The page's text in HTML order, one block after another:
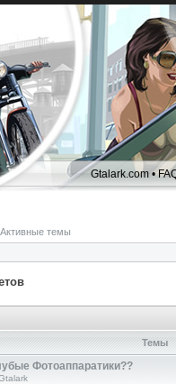
Gtalark.com •
Активные темы
Темы
Фотоаппаратики??